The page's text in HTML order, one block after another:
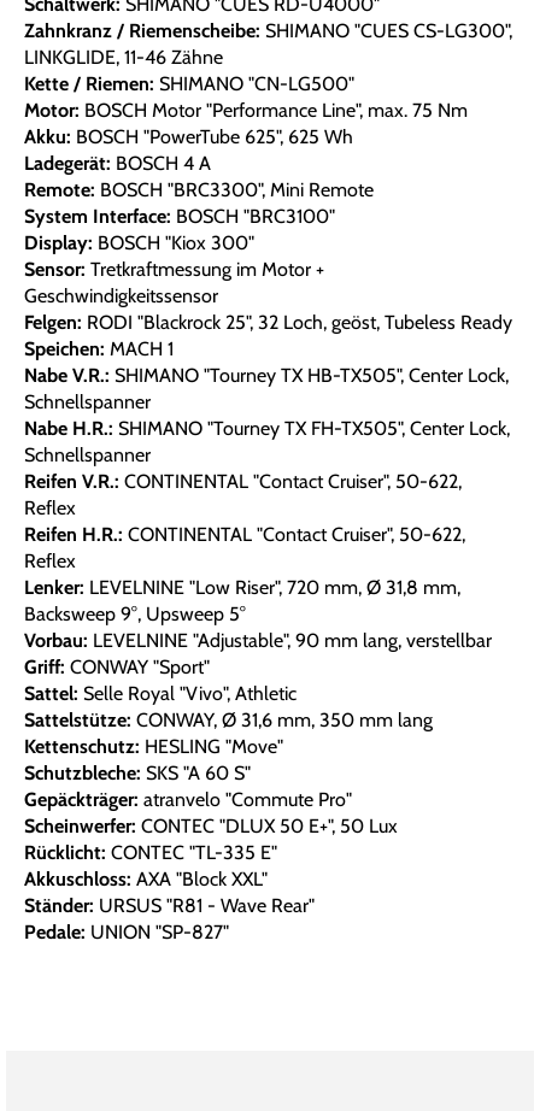
Zahnkranz / Riemenscheibe: SHIMANO "CUES CS-LG300",
LINKGLIDE, 11-46 Zähne
Kette / Riemen: SHIMANO "CN-LG500"
Motor: BOSCH Motor "Performance Line", max. 75 Nm
Akku: BOSCH "PowerTube 625", 625 Wh
Ladegerät: BOSCH 4 A
Remote: BOSCH "BRC3300", Mini Remote
System Interface: BOSCH "BRC3100"
Display: BOSCH "Kiox 300"
Sensor: Tretkraftmessung im Motor +
Geschwindigkeitssensor
Felgen: RODI "Blackrock 25", 32 Loch, geöst, Tubeless Ready
Speichen: MACH 1
Nabe V.R.: SHIMANO "Tourney TX HB-TX505", Center Lock,
Schnellspanner
Nabe H.R.: SHIMANO "Tourney TX FH-TX505", Center Lock,
Schnellspanner
Reifen V.R.: CONTINENTAL "Contact Cruiser", 50-622,
Reflex
Reifen H.R.: CONTINENTAL "Contact Cruiser", 50-622,
Reflex
Lenker: LEVELNINE "Low Riser", 720 mm, Ø 31,8 mm,
Backsweep 9°, Upsweep 5°
Vorbau: LEVELNINE "Adjustable", 90 mm lang, verstellbar
Griff: CONWAY "Sport"
Sattel: Selle Royal "Vivo", Athletic
Sattelstütze: CONWAY, Ø 31,6 mm, 350 mm lang
Kettenschutz: HESLING "Move"
Schutzbleche: SKS "A 60 S"
Gepäckträger: atranvelo "Commute Pro"
Scheinwerfer: CONTEC "DLUX 50 E+", 50 Lux
Rücklicht: CONTEC "TL-335 E"
Akkuschloss: AXA "Block XXL"
Ständer: URSUS "R81 - Wave Rear"
Pedale: UNION "SP-827"